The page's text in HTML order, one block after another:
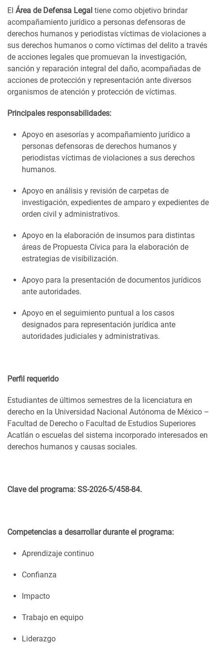
El Área de Defensa Legal tiene como objetivo brindar
acompañamiento jurídico a personas defensoras de
derechos humanos y periodistas víctimas de violaciones a
sus derechos humanos o como víctimas del delito a través
de acciones legales que promuevan la investigación,
sanción y reparación integral del daño, acompañadas de
acciones de protección y representación ante diversos
organismos de atención y protección de víctimas.
Principales responsabilidades:
Apoyo en asesorías y acompañamiento jurídico a
personas defensoras de derechos humanos y
periodistas víctimas de violaciones a sus derechos
humanos.
Apoyo en análisis y revisión de carpetas de
investigación, expedientes de amparo y expedientes de
orden civil y administrativos.
Apoyo en la elaboración de insumos para distintas
áreas de Propuesta Cívica para la elaboración de
estrategias de visibilización.
Apoyo para la presentación de documentos jurídicos
ante autoridades.
Apoyo en el seguimiento puntual a los casos
designados para representación jurídica ante
autoridades judiciales y administrativas.
Perfil requerido
Estudiantes de últimos semestres de la licenciatura en
derecho en la Universidad Nacional Autónoma de México –
Facultad de Derecho o Facultad de Estudios Superiores
Acatlán o escuelas del sistema incorporado interesados en
derechos humanos y causas sociales.
Clave del programa: SS-2026-5/458-84.
Competencias a desarrollar durante el programa:
Aprendizaje continuo
Confianza
Impacto
Trabajo en equipo
Liderazgo